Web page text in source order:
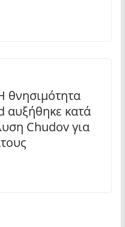
θνησιμότητα
αυξήθηκε κατά
Chudov για